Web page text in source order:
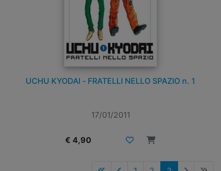
UCHU KYODAI - FRATELLI NELLO SPAZIO n. 1
17/01/2011
€ 4,90